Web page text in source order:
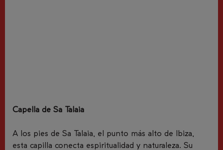
Capella de Sa Talaia
A los pies de Sa Talaia, el punto más alto de Ibiza,
esta capilla conecta espiritualidad y naturaleza. Su